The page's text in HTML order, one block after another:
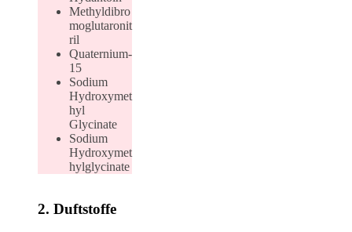
Methyldibro
moglutaronit
ril
Quaternium-
15
Sodium
Hydroxymet
hyl
Glycinate
Sodium
Hydroxymet
hylglycinate
2. Duftstoffe